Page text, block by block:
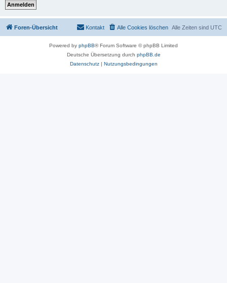
Foren-Übersicht Alle Zeiten sind UTC
Alle Cookies löschen
Kontakt
Powered by phpBB® Forum Software © phpBB Limited
Deutsche Übersetzung durch phpBB.de
Datenschutz| Nutzungsbedingungen